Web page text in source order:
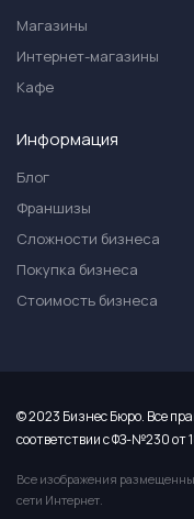
Магазины
Интернет-магазины
Кафе
Информация
Блог
Франшизы
Сложности бизнеса
Покупка бизнеса
Стоимость бизнеса
© 2023 Бизнес Бюро. Все
соответствии с ФЗ-№230 от
Все изображения
сети Интернет.